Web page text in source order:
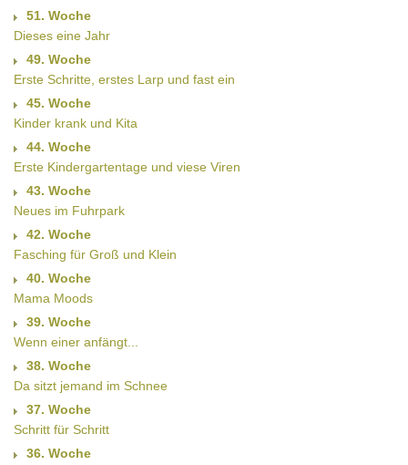
51. Woche
Dieses eine Jahr
49. Woche
Erste Schritte, erstes Larp und fast ein
45. Woche
Kinder krank und Kita
44. Woche
Erste Kindergartentage und viese Viren
43. Woche
Neues im Fuhrpark
42. Woche
Fasching für Groß und Klein
40. Woche
Mama Moods
39. Woche
Wenn einer anfängt...
38. Woche
Da sitzt jemand im Schnee
37. Woche
Schritt für Schritt
36. Woche